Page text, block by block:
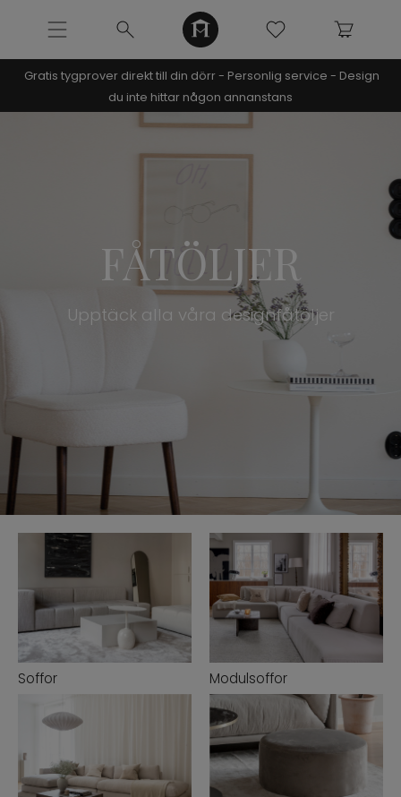
NOOMI x KRISTIN
URBAN COLLECTION
NÒRE COLLECTION
PROFFESIONAL B2B
ENG SWE
Gratis tygprover direkt till din dörr - Personlig service - Design
du inte hittar någon annanstans
FÅTÖLJER
Upptäck alla våra designfåtöljer
Soffor Modulsoffor